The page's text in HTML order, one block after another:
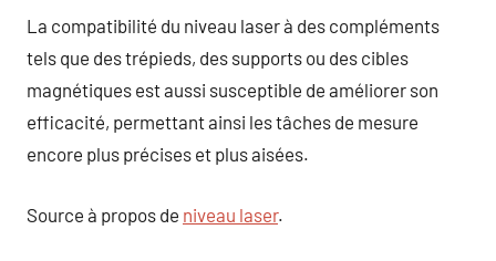
La compatibilité du niveau laser à des compléments
tels que des trépieds, des supports ou des cibles
magnétiques est aussi susceptible de améliorer son
efficacité, permettant ainsi les tâches de mesure
encore plus précises et plus aisées.
Source à propos de niveau laser.